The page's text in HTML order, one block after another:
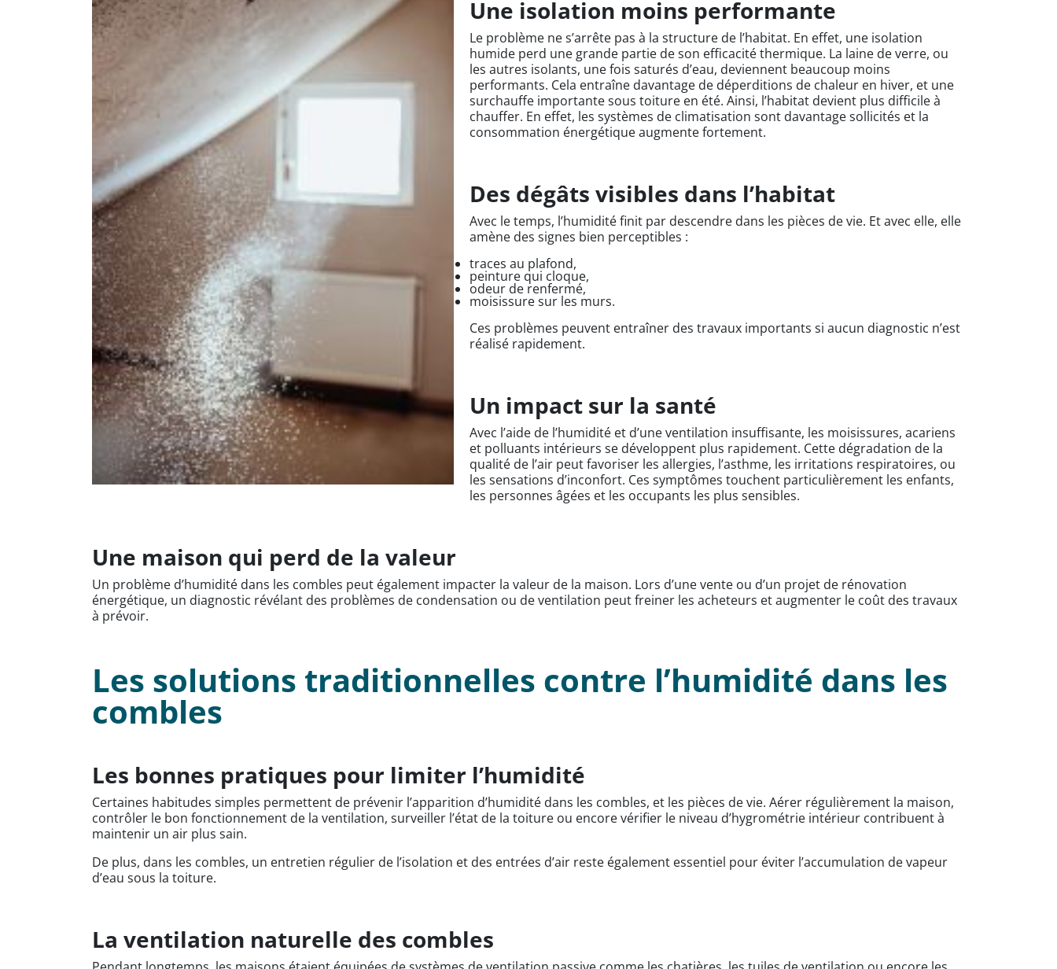
Une isolation moins performante
Le problème ne s’arrête pas à la structure de l’habitat. En effet, une isolation
humide perd une grande partie de son efficacité thermique. La laine de verre, ou
les autres isolants, une fois saturés d’eau, deviennent beaucoup moins
performants. Cela entraîne davantage de déperditions de chaleur en hiver, et une
surchauffe importante sous toiture en été. Ainsi, l’habitat devient plus difficile à
chauffer. En effet, les systèmes de climatisation sont davantage sollicités et la
consommation énergétique augmente fortement.
Des dégâts visibles dans l’habitat
Avec le temps, l’humidité finit par descendre dans les pièces de vie. Et avec elle, elle
amène des signes bien perceptibles :
traces au plafond,
peinture qui cloque,
odeur de renfermé,
moisissure sur les murs.
Ces problèmes peuvent entraîner des travaux importants si aucun diagnostic n’est
réalisé rapidement.
Un impact sur la santé
Avec l’aide de l’humidité et d’une ventilation insuffisante, les moisissures, acariens
et polluants intérieurs se développent plus rapidement. Cette dégradation de la
qualité de l’air peut favoriser les allergies, l’asthme, les irritations respiratoires, ou
les sensations d’inconfort. Ces symptômes touchent particulièrement les enfants,
les personnes âgées et les occupants les plus sensibles.
Une maison qui perd de la valeur
Un problème d’humidité dans les combles peut également impacter la valeur de la maison. Lors d’une vente ou d’un projet de rénovation
énergétique, un diagnostic révélant des problèmes de condensation ou de ventilation peut freiner les acheteurs et augmenter le coût des travaux
à prévoir.
Les solutions traditionnelles contre l’humidité dans les
combles
Les bonnes pratiques pour limiter l’humidité
Certaines habitudes simples permettent de prévenir l’apparition d’humidité dans les combles, et les pièces de vie. Aérer régulièrement la maison,
contrôler le bon fonctionnement de la ventilation, surveiller l’état de la toiture ou encore vérifier le niveau d’hygrométrie intérieur contribuent à
maintenir un air plus sain.
De plus, dans les combles, un entretien régulier de l’isolation et des entrées d’air reste également essentiel pour éviter l’accumulation de vapeur
d’eau sous la toiture.
La ventilation naturelle des combles